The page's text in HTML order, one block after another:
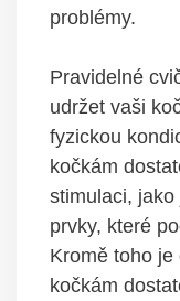
problémy.
Pravidelné
udržet vaši
fyzickou
kočkám
stimulaci,
prvky, které
Kromě toho
kočkám